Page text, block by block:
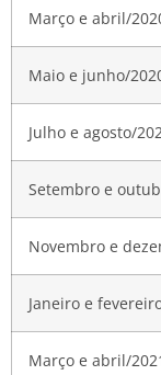
Março e abril/
Maio e junho/
Julho e agosto/
Setembro e
Novembro e
Janeiro e
Março e abril/